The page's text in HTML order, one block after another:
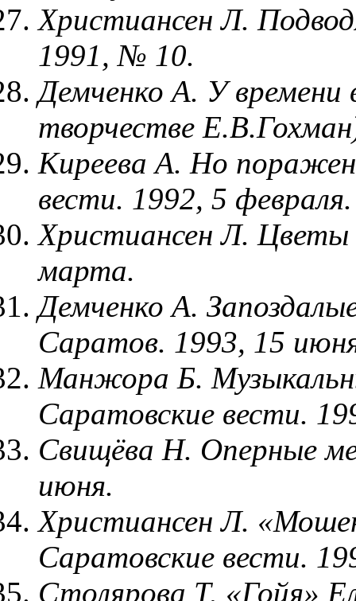
Христиансен Л.
1991, № 10.
Демченко А. У времени
творчестве
Киреева А. Но
вести. 1992, 5 февраля.
Христиансен Л. Цветы
марта.
Демченко А.
Саратов. 1993, 15
Манжора Б.
Саратовские вести.
Свищёва Н. Оперные
июня.
Христиансен Л.
Саратовские вести.
Столярова Т. «Гойя»